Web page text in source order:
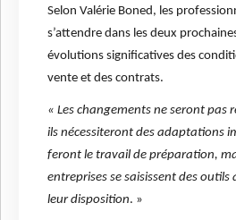
Selon Valérie Boned, les
s’attendre dans les deux
évolutions significatives des
vente et des contrats.
« Les changements ne seront pas
ils nécessiteront des adaptations
feront le travail de préparation,
entreprises se saisissent des
leur disposition. »